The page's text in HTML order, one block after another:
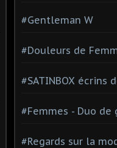
#Gentleman W
#Douleurs de
#SATINBOX écrins
#Femmes - Duo de
#Regards sur la